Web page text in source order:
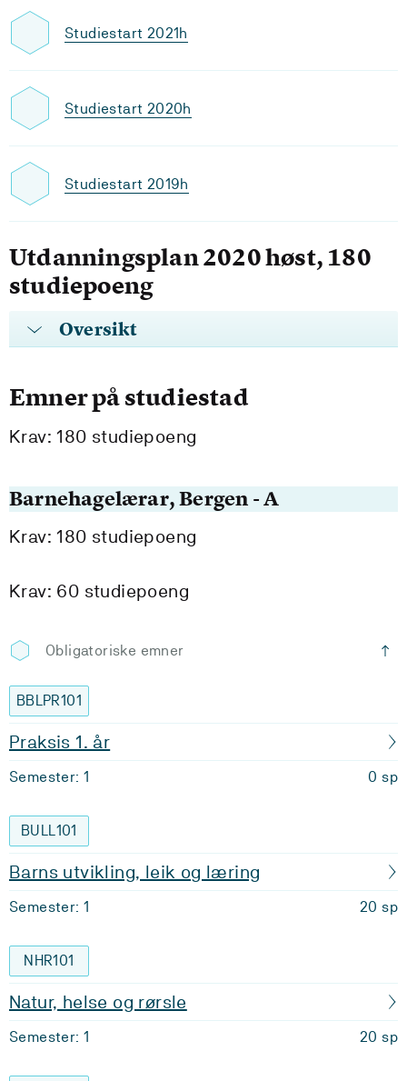
Studiestart 2021h
Studiestart 2020h
Studiestart 2019h
Utdanningsplan 2020 høst, 180
studiepoeng
Oversikt
Emner på studiestad
Krav: 180 studiepoeng
Barnehagelærar, Bergen - A
Krav: 180 studiepoeng
Krav: 60 studiepoeng
Obligatoriske emner
BBLPR101
Praksis 1. år
Semester: 1 0 sp
BULL101
Barns utvikling, leik og læring
Semester: 1 20 sp
NHR101
Natur, helse og rørsle
Semester: 1 20 sp